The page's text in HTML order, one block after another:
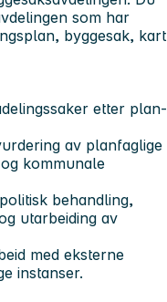
som har
byggesak, kart
etter plan-
av planfaglige
kommunale
behandling,
utarbeiding av
med eksterne
instanser.